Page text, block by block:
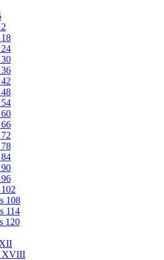
108
114
120
XVIII